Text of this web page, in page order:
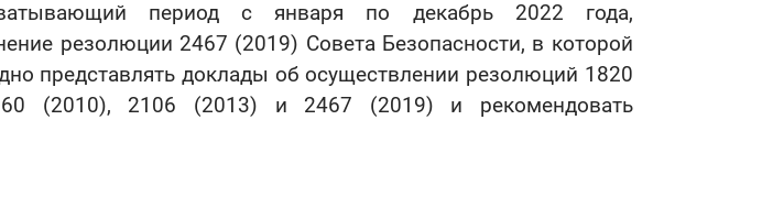
период с января по декабрь 2022 года,
резолюции 2467 (2019) Совета Безопасности, в которой
представлять доклады об осуществлении резолюций 1820
(2010), 2106 (2013) и 2467 (2019) и рекомендовать